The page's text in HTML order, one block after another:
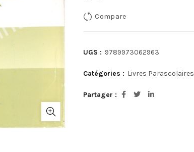
Compare
UGS : 9789973062963
Catégories : Livres Parascolaires
Partager